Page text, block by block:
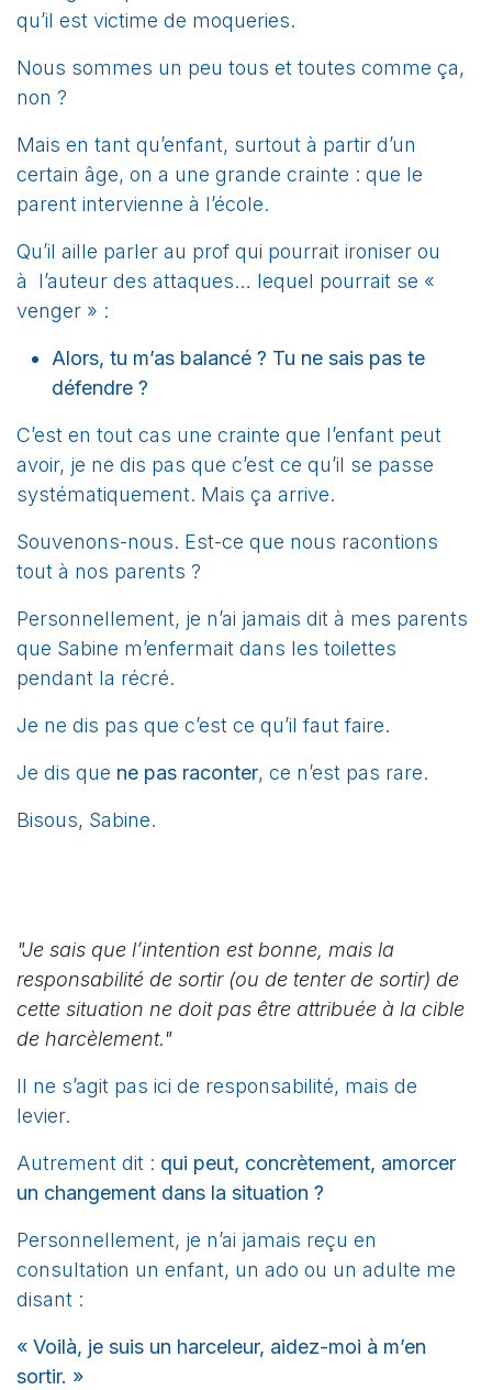
qu’il est victime de moqueries.
Nous sommes un peu tous et toutes comme ça,
non ?
Mais en tant qu’enfant, surtout à partir d’un
certain âge, on a une grande crainte : que le
parent intervienne à l’école.
Qu’il aille parler au prof qui pourrait ironiser ou
à l’auteur des attaques… lequel pourrait se «
venger » :
Alors, tu m’as balancé ? Tu ne sais pas te
défendre ?
C’est en tout cas une crainte que l’enfant peut
avoir, je ne dis pas que c’est ce qu’il se passe
systématiquement. Mais ça arrive.
Souvenons-nous. Est-ce que nous racontions
tout à nos parents ?
Personnellement, je n’ai jamais dit à mes parents
que Sabine m’enfermait dans les toilettes
pendant la récré.
Je ne dis pas que c’est ce qu’il faut faire.
Je dis que ne pas raconter, ce n’est pas rare.
Bisous, Sabine.
"Je sais que l’intention est bonne, mais la
responsabilité de sortir (ou de tenter de sortir) de
cette situation ne doit pas être attribuée à la cible
de harcèlement."
Il ne s’agit pas ici de responsabilité, mais de
levier.
Autrement dit : qui peut, concrètement, amorcer
un changement dans la situation ?
Personnellement, je n’ai jamais reçu en
consultation un enfant, un ado ou un adulte me
disant :
« Voilà, je suis un harceleur, aidez-moi à m’en
sortir. »